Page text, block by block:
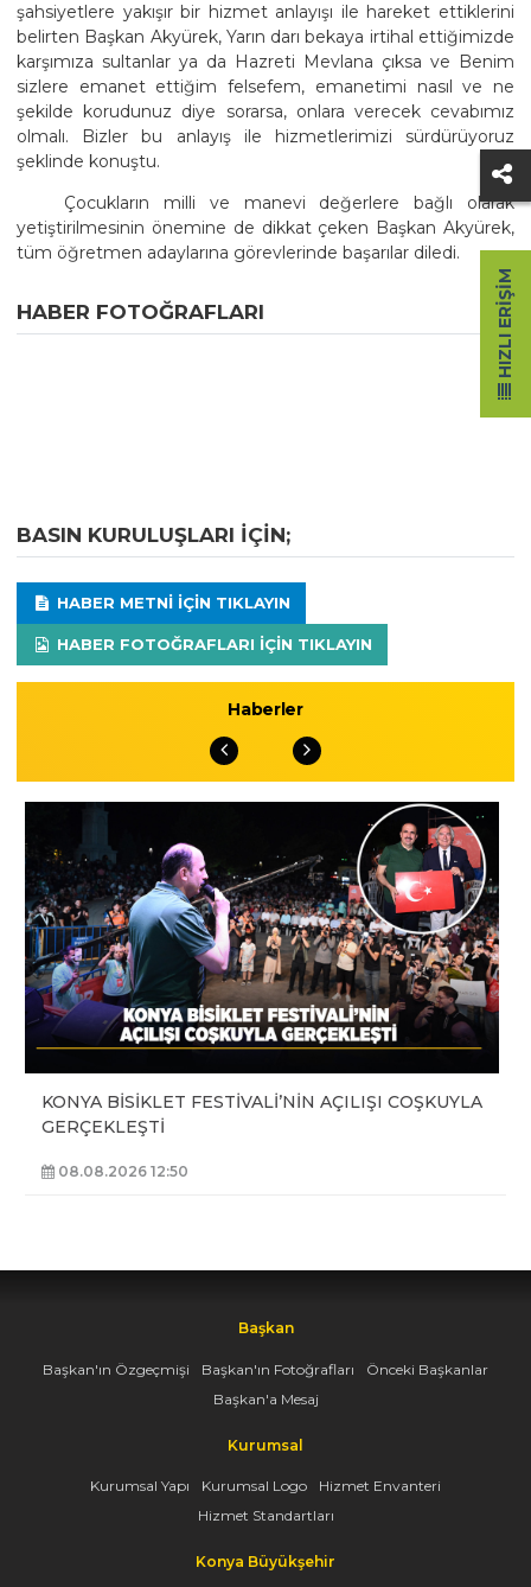
şahsiyetlere yakışır bir hizmet anlayışı ile hareket ettiklerini
belirten Başkan Akyürek, Yarın darı bekaya irtihal ettiğimizde
karşımıza sultanlar ya da Hazreti Mevlana çıksa ve Benim
sizlere emanet ettiğim felsefem, emanetimi nasıl ve ne
şekilde korudunuz diye sorarsa, onlara verecek cevabımız
olmalı. Bizler bu anlayış ile hizmetlerimizi sürdürüyoruz
şeklinde konuştu.
Çocukların milli ve manevi değerlere bağlı olarak
yetiştirilmesinin önemine de dikkat çeken Başkan Akyürek,
tüm öğretmen adaylarına görevlerinde başarılar diledi.
HABER FOTOĞRAFLARI
BASIN KURULUŞLARI IÇIN;
HABER METNI IÇIN TIKLAYIN
HABER FOTOĞRAFLARI IÇIN TIKLAYIN
Haberler
KONYA BİSİKLET FESTİVALİ’NİN AÇILIŞI COŞKUYLA
GERÇEKLEŞTİ
08.08.2026 12:50
Başkan
Başkan'ın Özgeçmişi Başkan'ın Fotoğrafları
Önceki Başkanlar
Başkan'a Mesaj
Kurumsal
Kurumsal Yapı Kurumsal Logo
Hizmet Envanteri
Hizmet Standartları
Konya Büyükşehir
HIZLI ERIŞIM